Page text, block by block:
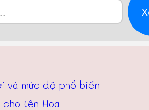
và mức độ phổ biến
tên Hoa